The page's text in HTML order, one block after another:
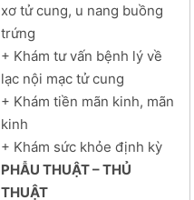
xơ tử cung, u nang buồng
trứng
+ Khám tư vấn bệnh lý về
lạc nội mạc tử cung
+ Khám tiền mãn kinh, mãn
kinh
+ Khám sức khỏe định kỳ
PHẪU THUẬT – THỦ
THUẬT